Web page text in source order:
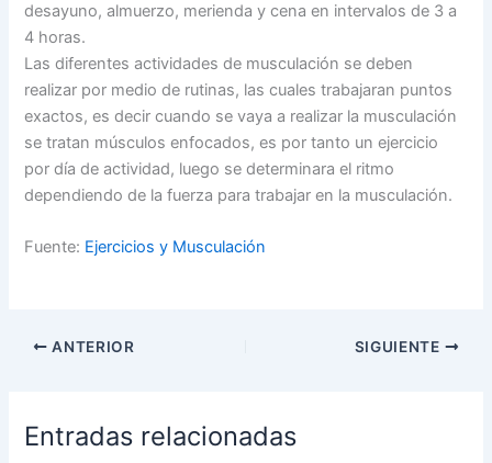
desayuno, almuerzo, merienda y cena en intervalos de 3 a
4 horas.
Las diferentes actividades de musculación se deben
realizar por medio de rutinas, las cuales trabajaran puntos
exactos, es decir cuando se vaya a realizar la musculación
se tratan músculos enfocados, es por tanto un ejercicio
por día de actividad, luego se determinara el ritmo
dependiendo de la fuerza para trabajar en la musculación.
Fuente: Ejercicios y Musculación
ANTERIOR SIGUIENTE
Entradas relacionadas